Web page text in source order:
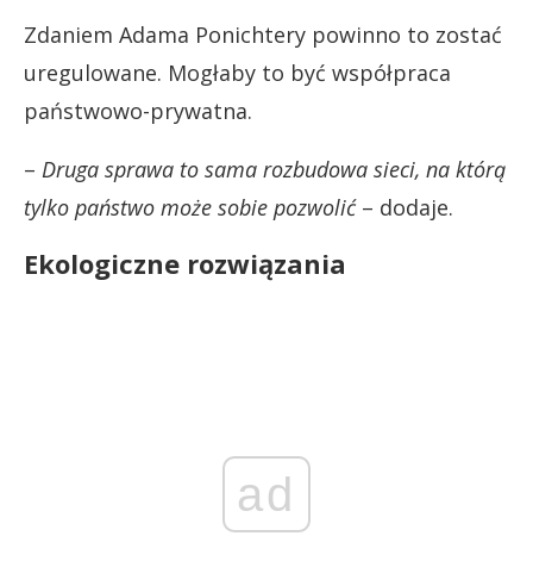
Zdaniem Adama Ponichtery powinno to zostać
uregulowane. Mogłaby to być współpraca
państwowo-prywatna.
– Druga sprawa to sama rozbudowa sieci, na którą
tylko państwo może sobie pozwolić– dodaje.
Ekologiczne rozwiązania
ad